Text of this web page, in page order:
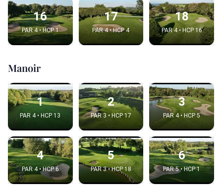
16
PAR 4 • HCP 1
17
PAR 4 • HCP 4
18
PAR 4 • HCP 16
Manoir
1
PAR 4 • HCP 13
2
PAR 3 • HCP 17
3
PAR 4 • HCP 5
4
PAR 4 • HCP 6
5
PAR 3 • HCP 18
6
PAR 5 • HCP 1